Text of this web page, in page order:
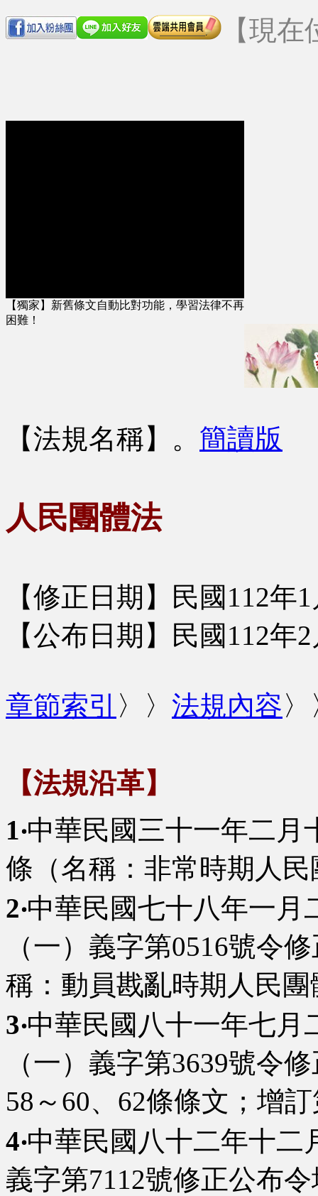
【現
【獨家】新舊條文自動比對功能，學習法律不再
困難！
【法規名稱】 。 簡讀版
人民團體法
【修正日期】民國112年
【公布日期】民國112年
章節索引 〉〉 法規內容
【法規沿革】
1‧中華民國三十一年二月
條（名稱：非常時期人
2‧中華民國七十八年一月
（一）義字第0516號令
稱：動員戡亂時期人民團
3‧中華民國八十一年七月
（一）義字第3639號令
58～60、62條條文；增
4‧中華民國八十二年十二
義字第7112號修正公布